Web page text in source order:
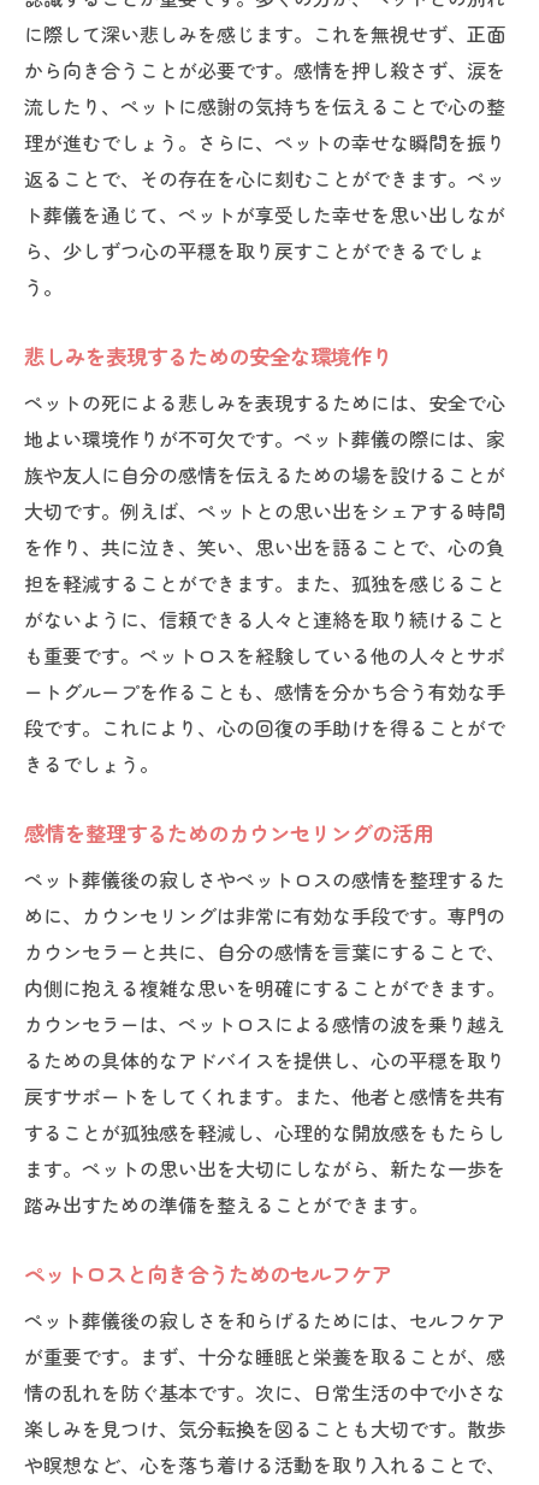
に際して深い悲しみを感じます。これを無視せず、正面
から向き合うことが必要です。感情を押し殺さず、涙を
流したり、ペットに感謝の気持ちを伝えることで心の整
理が進むでしょう。さらに、ペットの幸せな瞬間を振り
返ることで、その存在を心に刻むことができます。ペッ
ト葬儀を通じて、ペットが享受した幸せを思い出しなが
ら、少しずつ心の平穏を取り戻すことができるでしょ
う。
悲しみを表現するための安全な環境作り
ペットの死による悲しみを表現するためには、安全で心
地よい環境作りが不可欠です。ペット葬儀の際には、家
族や友人に自分の感情を伝えるための場を設けることが
大切です。例えば、ペットとの思い出をシェアする時間
を作り、共に泣き、笑い、思い出を語ることで、心の負
担を軽減することができます。また、孤独を感じること
がないように、信頼できる人々と連絡を取り続けること
も重要です。ペットロスを経験している他の人々とサポ
ートグループを作ることも、感情を分かち合う有効な手
段です。これにより、心の回復の手助けを得ることがで
きるでしょう。
感情を整理するためのカウンセリングの活用
ペット葬儀後の寂しさやペットロスの感情を整理するた
めに、カウンセリングは非常に有効な手段です。専門の
カウンセラーと共に、自分の感情を言葉にすることで、
内側に抱える複雑な思いを明確にすることができます。
カウンセラーは、ペットロスによる感情の波を乗り越え
るための具体的なアドバイスを提供し、心の平穏を取り
戻すサポートをしてくれます。また、他者と感情を共有
することが孤独感を軽減し、心理的な開放感をもたらし
ます。ペットの思い出を大切にしながら、新たな一歩を
踏み出すための準備を整えることができます。
ペットロスと向き合うためのセルフケア
ペット葬儀後の寂しさを和らげるためには、セルフケア
が重要です。まず、十分な睡眠と栄養を取ることが、感
情の乱れを防ぐ基本です。次に、日常生活の中で小さな
楽しみを見つけ、気分転換を図ることも大切です。散歩
や瞑想など、心を落ち着ける活動を取り入れることで、